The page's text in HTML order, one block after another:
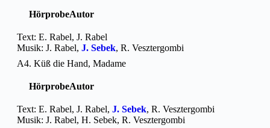
HörprobeAutor
Text: E. Rabel, J. Rabel
Musik: J. Rabel, J. Sebek, R. Vesztergombi
A4. Küß die Hand, Madame
HörprobeAutor
Text: E. Rabel, J. Rabel, J. Sebek, R. Vesztergombi
Musik: J. Rabel, H. Sebek, R. Vesztergombi